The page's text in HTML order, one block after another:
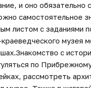
и оно обязательно
самостоятельное
листом с заданиями
музея
с
по
рассмотреть